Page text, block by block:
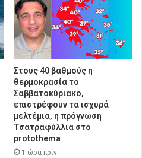
Στους 40 βαθμούς η
θερμοκρασία το
Σαββατοκύριακο,
επιστρέφουν τα ισχυρά
μελτέμια, η πρόγνωση
Τσατραφύλλια στο
protothema
1 ώρα πρίν